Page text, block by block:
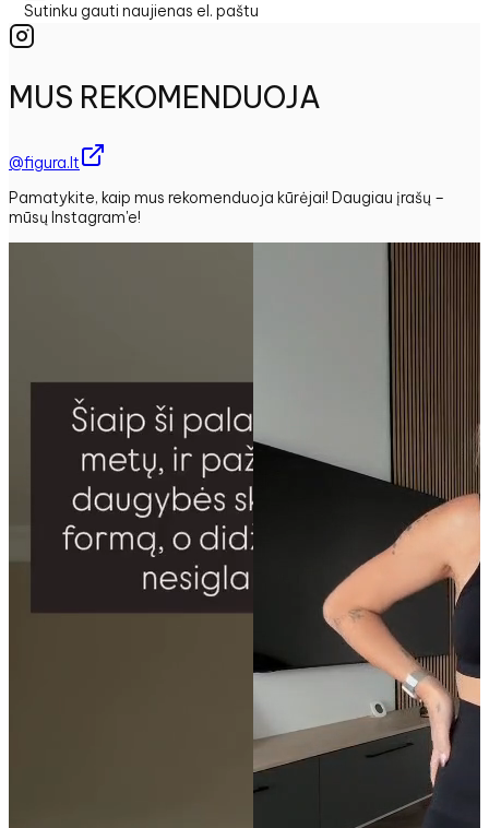
Sutinku gauti naujienas el. paštu
MUS REKOMENDUOJA
@figura.lt
Pamatykite, kaip mus rekomenduoja kūrėjai! Daugiau įrašų –
mūsų Instagram'e!